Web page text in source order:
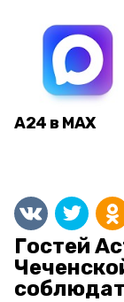
А24 в MAX
Гостей